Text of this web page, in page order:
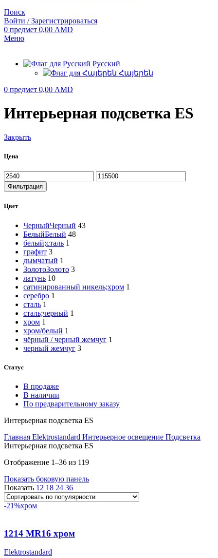
Поиск
Войти / Зарегистрироваться
0 предмет 0,00 AMD
Меню
Русский
Հայերեն
0 предмет 0,00 AMD
Интерьерная подсветка ES
Закрыть
Цена
Минимальная
цена
Максимальная
цена
Фильтрация
Цвет
ЧерныйЧерный 43
БелыйБелый 48
белый;сталь 1
графит 3
дымчатый 1
ЗолотоЗолото 3
латунь 10
сатинированный никель;хром 1
серебро 1
сталь 1
сталь;черный 1
хром 1
хром/белый 1
чёрный / черный жемчуг 1
черный жемчуг 3
Статус
В продаже
В наличии
По предварительному заказу
Интерьерная подсветка ES
Главная Elektrostandard Интерьерное освещение Подсветка
Интерьерная подсветка ES
Отображение 1–36 из 119Сортировка:
популярности
Показать боковую панель
Показать 12 18 24 36
-21%хром
1214 MR16 хром
Elektrostandard